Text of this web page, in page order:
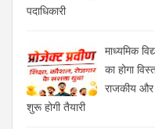
पदाधिकारी
माध्यमिक
का होगा
राजकीय और
शुरू होगी तैयारी